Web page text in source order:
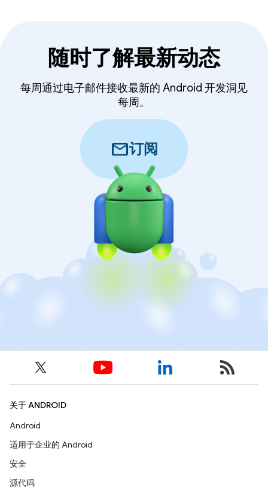
随时了解最新动态
每周通过电子邮件接收最新的 Android 开发洞见
每周。
mail订阅
关于 ANDROID
Android
适用于企业的 Android
安全
源代码